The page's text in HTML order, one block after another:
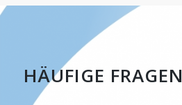
HÄUFIGE FRAGEN